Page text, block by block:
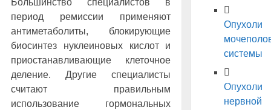
Большинство специалистов в
период ремиссии применяют
антиметаболиты, блокирующие
биосинтез нуклеиновых кислот и
приостанавливающие клеточное
деление. Другие специалисты
считают правильным
использование гормональных
Опухоли
системы
Опухоли
нервной